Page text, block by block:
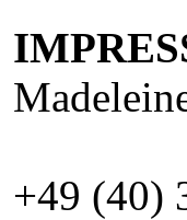
+49 (40)